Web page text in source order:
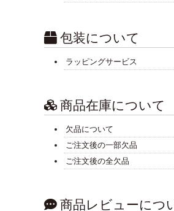
包装について
ラッピングサービス
商品在庫について
欠品について
ご注文後の一部欠品
ご注文後の全欠品
商品レビューにつ